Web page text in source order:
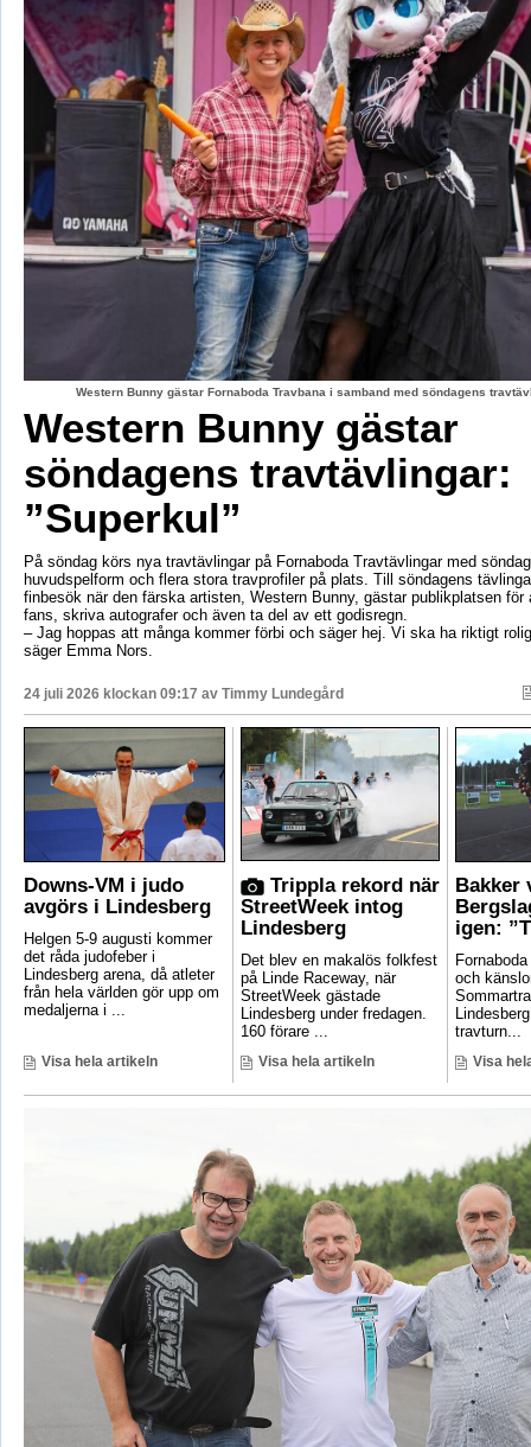
Western Bunny gästar Fornaboda Travbana i samband med söndagens
Western Bunny gästar
söndagens travtävlingar:
”Superkul”
På söndag körs nya travtävlingar på Fornaboda Travtävlingar med
huvudspelform och flera stora travprofiler på plats. Till söndagens
finbesök när den färska artisten, Western Bunny, gästar publikplatsen för
fans, skriva autografer och även ta del av ett godisregn.
– Jag hoppas att många kommer förbi och säger hej. Vi ska ha riktigt
säger Emma Nors.
24 juli 2026 klockan 09:17 av Timmy Lundegård
Downs-VM i judo
avgörs i Lindesberg
Helgen 5-9 augusti kommer
det råda judofeber i
Lindesberg arena, då atleter
från hela världen gör upp om
medaljerna i ...
Visa hela artikeln
Trippla rekord när
StreetWeek intog
Lindesberg
Det blev en makalös folkfest
på Linde Raceway, när
StreetWeek gästade
Lindesberg under fredagen.
160 förare ...
Visa hela artikeln
Bakker
igen:
och
travturn...
Visa